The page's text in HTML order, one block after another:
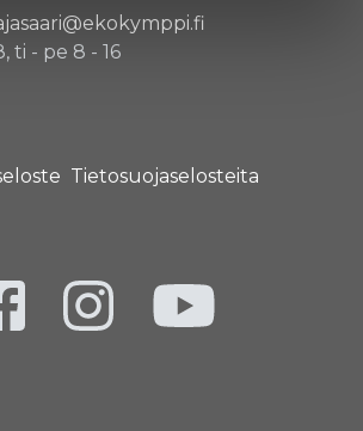
ti - pe 8 - 16
Tietosuojaselosteita